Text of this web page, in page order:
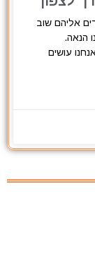
אליהם שוב
הנאה.
עושים